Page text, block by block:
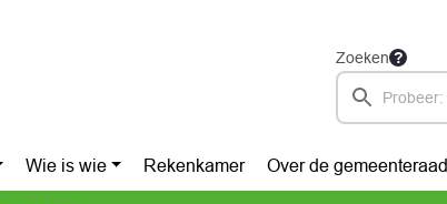
Zoeken
Wie is wie Rekenkamer Over de gemeenteraad